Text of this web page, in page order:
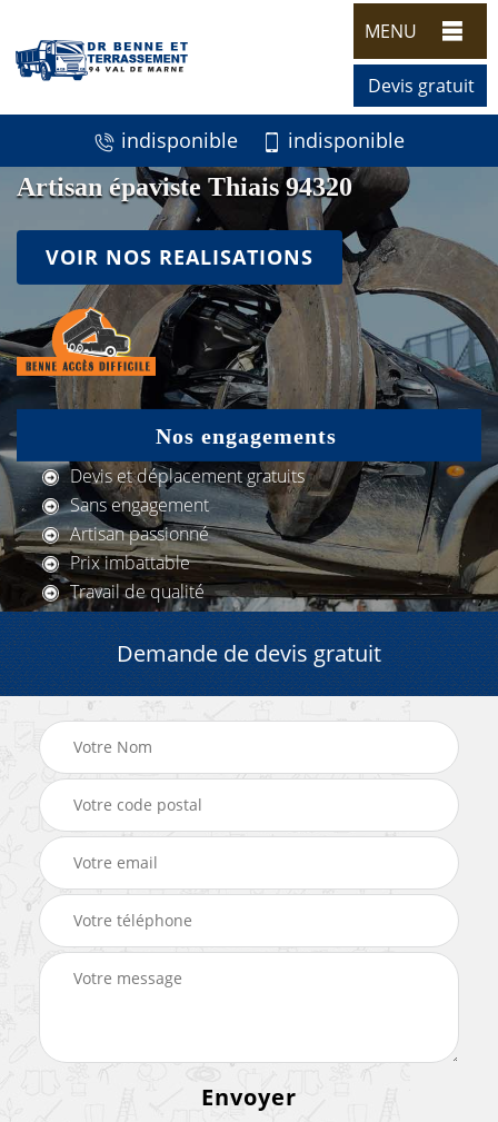
MENU
Devis gratuit
indisponible indisponible
Artisan épaviste Thiais 94320
VOIR NOS REALISATIONS
Nos engagements
Devis et déplacement gratuits
Sans engagement
Artisan passionné
Prix imbattable
Travail de qualité
Demande de devis gratuit